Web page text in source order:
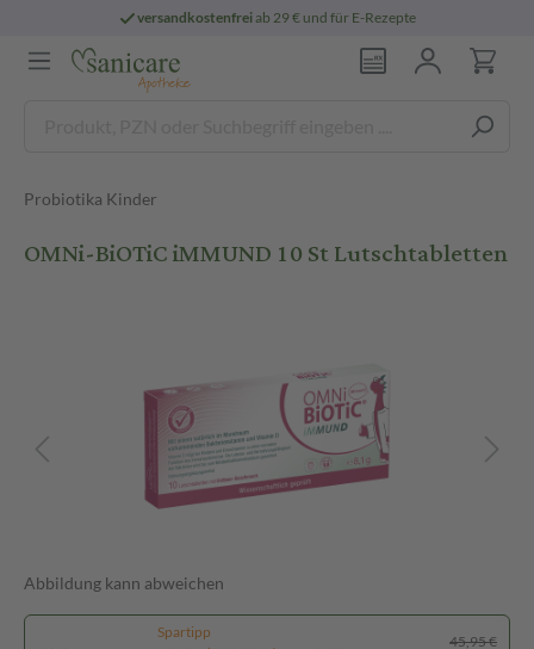
versandkostenfreiab 29 € und für E-Rezepte
Probiotika Kinder
OMNi-BiOTiC iMMUND 10 St Lutschtabletten
Abbildung kann abweichen
Spartipp
45,95 €